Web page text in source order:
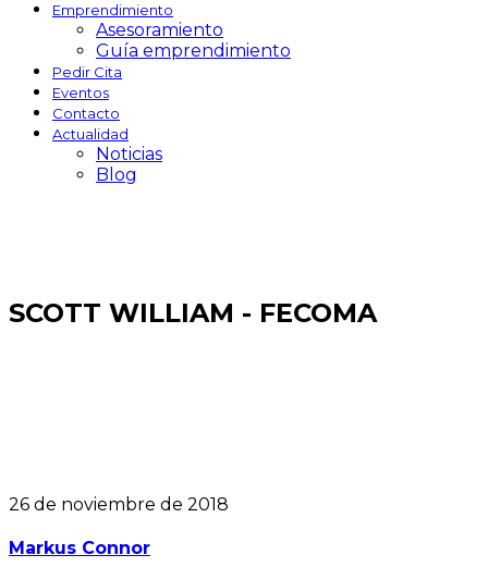
Emprendimiento
Asesoramiento
Guía emprendimiento
Pedir Cita
Eventos
Contacto
Actualidad
Noticias
Blog
SCOTT WILLIAM - FECOMA
26 de noviembre de 2018
Markus Connor